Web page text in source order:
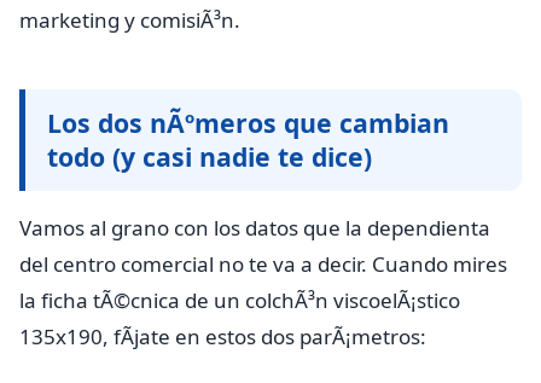
marketing y comisiÃ³n.
Los dos nÃºmeros que cambian
todo (y casi nadie te dice)
Vamos al grano con los datos que la dependienta
del centro comercial no te va a decir. Cuando mires
la ficha tÃ©cnica de un colchÃ³n viscoelÃ¡stico
135x190, fÃ­jate en estos dos parÃ¡metros: